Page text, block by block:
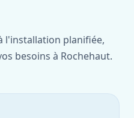
l'installation planifiée,
besoins à Rochehaut.